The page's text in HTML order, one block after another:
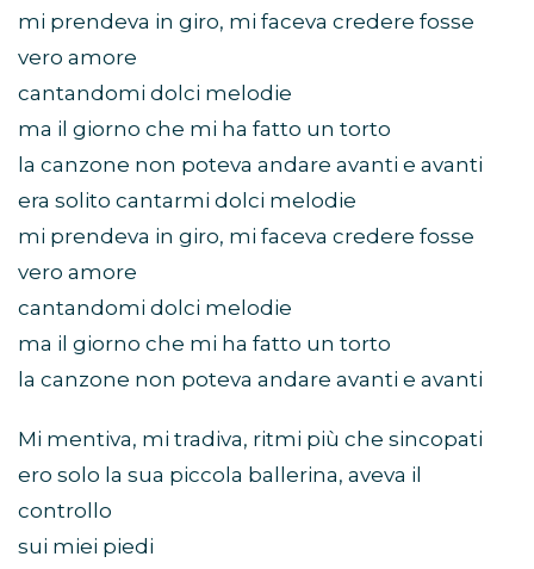
mi prendeva in giro, mi faceva credere fosse
vero amore
cantandomi dolci melodie
ma il giorno che mi ha fatto un torto
la canzone non poteva andare avanti e avanti
era solito cantarmi dolci melodie
mi prendeva in giro, mi faceva credere fosse
vero amore
cantandomi dolci melodie
ma il giorno che mi ha fatto un torto
la canzone non poteva andare avanti e avanti
Mi mentiva, mi tradiva, ritmi più che sincopati
ero solo la sua piccola ballerina, aveva il
controllo
sui miei piedi